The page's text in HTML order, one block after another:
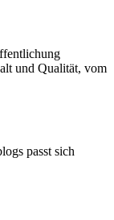
und Qualität, vom
passt sich